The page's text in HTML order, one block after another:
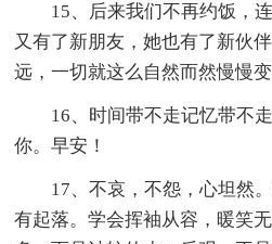
15、后来我们不再约饭，
又有了新朋友，她也有了新伙
远，一切就这么自然而然慢慢变
16、时间带不走记忆带不
你。早安！
17、不哀，不怨，心坦然
有起落。学会挥袖从容，暖笑